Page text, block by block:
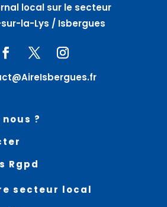
local sur le secteur
la-Lys / Isbergues
?
Rgpd
secteur local